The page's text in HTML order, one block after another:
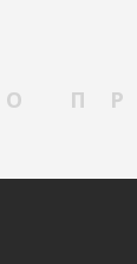
О П Р